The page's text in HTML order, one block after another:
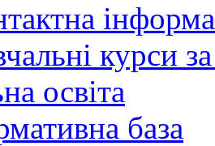
курси
освіта
база